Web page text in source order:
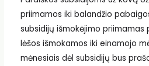
priimamos iki balandžio
subsidijų išmokėjimo priimamas
lėšos išmokamos iki einamojo
mėnesiais dėl subsidijų bus